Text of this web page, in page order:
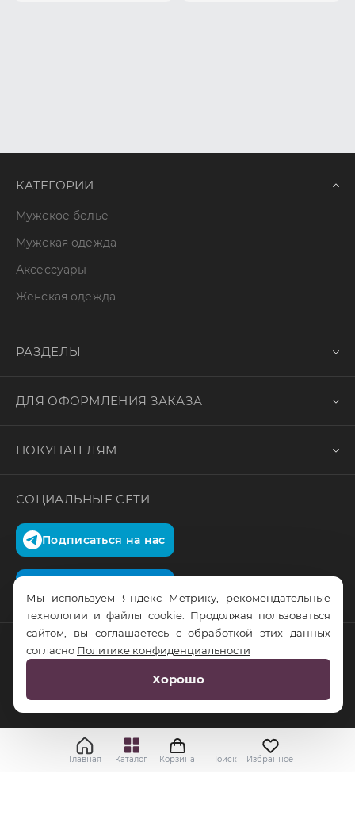
КАТЕГОРИИ
Мужское белье
Мужская одежда
Аксессуары
Женская одежда
РАЗДЕЛЫ
ДЛЯ ОФОРМЛЕНИЯ ЗАКАЗА
ПОКУПАТЕЛЯМ
СОЦИАЛЬНЫЕ СЕТИ
Подписаться на нас
© RusTrus. 2011-2026. Все права защищены
RS Digital
Главная Каталог Корзина Поиск Избранное
Мы используем Яндекс Метрику, рекомендательные
технологии и файлы cookie. Продолжая пользоваться
сайтом, вы соглашаетесь с обработкой этих данных
согласно Политике конфиденциальности
Хорошо